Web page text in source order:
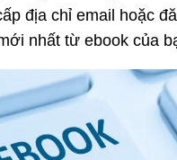
địa chỉ email hoặc
nhất từ ebook của